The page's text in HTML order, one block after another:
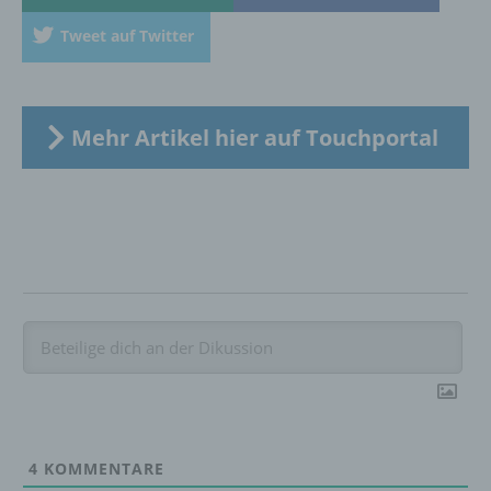
Tweet auf Twitter
Mehr Artikel hier auf Touchportal
4 KOMMENTARE
Verbreitung oder eine andere Form der
Bereitstellung, den Abgleich oder die
e) Profiling
personenbezogenen Daten verwendet
werden, um bestimmte persönliche Aspekte,